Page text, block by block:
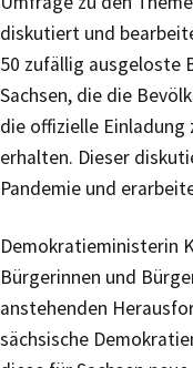
diskutiert und
50 zufällig ausgeloste
Sachsen, die die
die offizielle Einladung
erhalten. Dieser
Pandemie und
Demokratieministerin
Bürgerinnen und
anstehenden
sächsische